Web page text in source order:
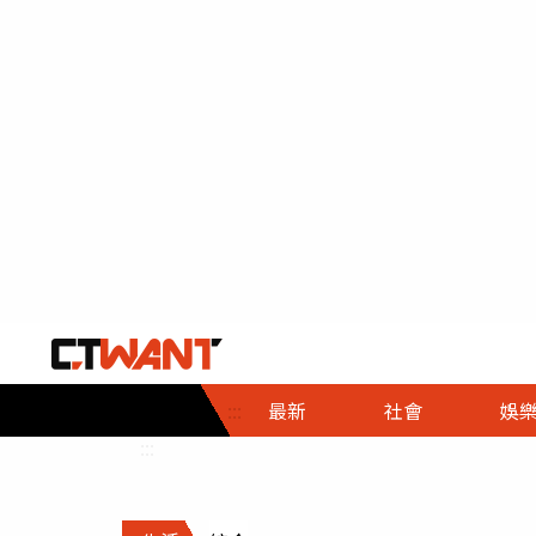
::: 最新 社會
社會首頁
時事
調查
娛樂
娛樂首頁
即時
財經首頁
熱線
政